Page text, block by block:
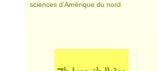
sciences d’Amérique du nord